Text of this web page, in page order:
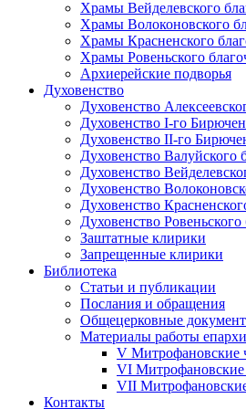
Храмы Вейделевского
Храмы Волоконовского
Храмы Красненского
Храмы Ровеньского
Архиерейские подворья
Духовенство
Духовенство
Духовенство I-го
Духовенство II-го
Духовенство Валуйского
Духовенство
Духовенство
Духовенство
Духовенство
Заштатные клирики
Запрещенные клирики
Библиотека
Статьи и публикации
Послания и обращения
Общецерковные
Материалы работы
V Митрофановские
VI Митрофановские
VII
Контакты